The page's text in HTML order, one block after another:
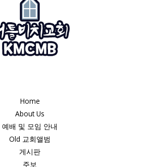
Home
About Us
예배 및 모임 안내
Old 교회앨범
게시판
주보